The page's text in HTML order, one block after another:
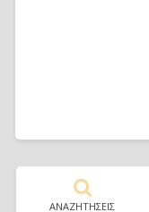
ΑΝΑΖΗΤΗΣΕΙΣ